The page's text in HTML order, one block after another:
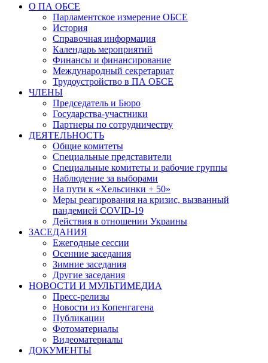
О ПА ОБСЕ
Парламентское измерение ОБСЕ
История
Справочная информация
Календарь мероприятий
Финансы и финансирование
Международный секретариат
Трудоустройство в ПА ОБСЕ
ЧЛЕНЫ
Председатель и Бюро
Государства-участники
Партнеры по сотрудничеству
ДЕЯТЕЛЬНОСТЬ
Общие комитеты
Специальные представители
Специальные комитеты и рабочие группы
Наблюдение за выборами
На пути к «Хельсинки + 50»
Меры реагирования на кризис, вызванный
пандемией COVID-19
Действия в отношении Украины
ЗАСЕДАНИЯ
Ежегодные сессии
Осенние заседания
Зимние заседания
Другие заседания
НОВОСТИ И МУЛЬТИМЕДИА
Пресс-релизы
Новости из Копенгагена
Публикации
Фотоматериалы
Видеоматериалы
ДОКУМЕНТЫ